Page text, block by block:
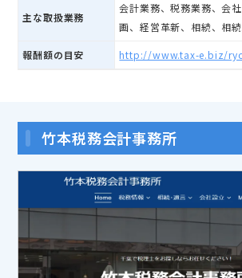
主な取扱業務
会計業務、税務業務、会
画、経営革新、相続、相
報酬額の目安 http://www.tax-e.biz/
竹本税務会計事務所